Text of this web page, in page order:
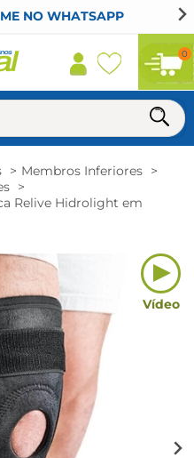
NO WHATSAPP
0
Membros Inferiores
Relive Hidrolight em
Vídeo